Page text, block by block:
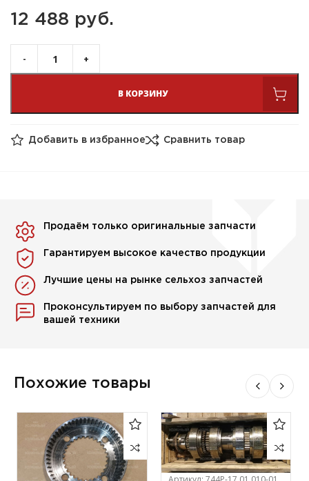
12 488 руб.
В КОРЗИНУ
Добавить в избранное Сравнить товар
Продаём только оригинальные запчасти
Гарантируем высокое качество продукции
Лучшие цены на рынке сельхоз запчастей
Проконсультируем по выбору запчастей для
вашей техники
Похожие товары